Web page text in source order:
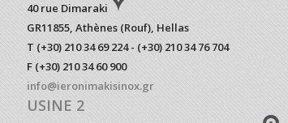
40 rue Dimaraki
GR11855, Athènes (Rouf), Hellas
T (+30) 210 34 69 224 - (+30) 210 34 76 704
F (+30) 210 34 60 900
info@ieronimakisinox.gr
USINE 2